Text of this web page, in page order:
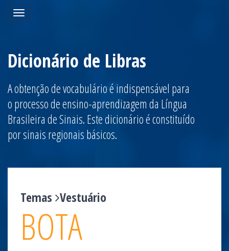
Toggle
navigation
Dicionário de Libras
A obtenção de vocabulário é indispensável para
o processo de ensino-aprendizagem da Língua
Brasileira de Sinais. Este dicionário é constituído
por sinais regionais básicos.
Temas Vestuário
BOTA